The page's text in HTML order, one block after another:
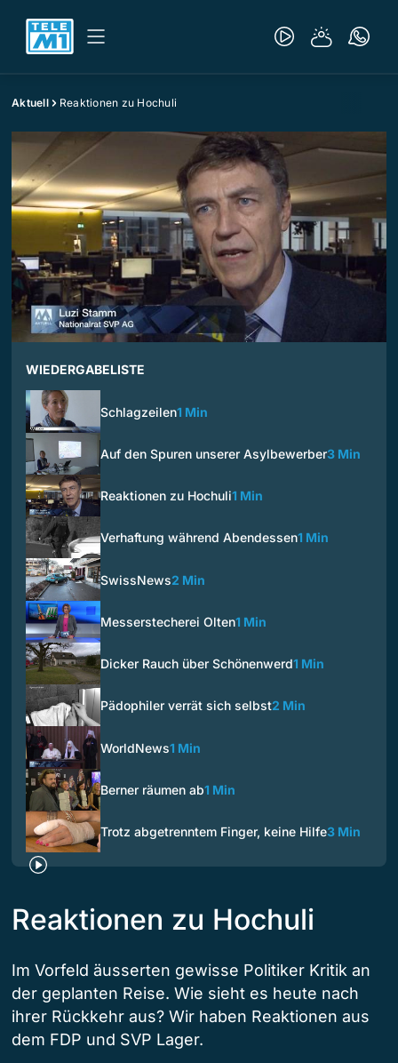
Aktuell Reaktionen zu Hochuli
WIEDERGABELISTE
Schlagzeilen1 Min
Auf den Spuren unserer Asylbewerber3 Min
Reaktionen zu Hochuli1 Min
Verhaftung während Abendessen1 Min
SwissNews2 Min
Messerstecherei Olten1 Min
Dicker Rauch über Schönenwerd1 Min
Pädophiler verrät sich selbst2 Min
WorldNews1 Min
Berner räumen ab1 Min
Trotz abgetrenntem Finger, keine Hilfe3 Min
Reaktionen zu Hochuli
Im Vorfeld äusserten gewisse Politiker Kritik an
der geplanten Reise. Wie sieht es heute nach
ihrer Rückkehr aus? Wir haben Reaktionen aus
dem FDP und SVP Lager.